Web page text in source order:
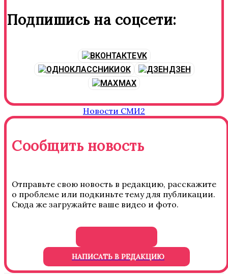
Подпишись на соцсети:
VK
OK
ДЗЕН
MAX
Новости СМИ2
Сообщить новость
Отправьте свою новость в редакцию, расскажите
о проблеме или подкиньте тему для публикации.
Сюда же загружайте ваше видео и фото.
НАПИСАТЬ В РЕДАКЦИЮ